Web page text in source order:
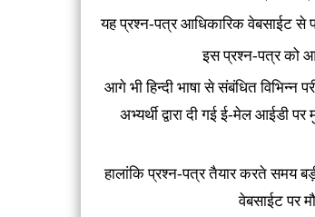
यह प्रश्‍न-पत्र आधिकारिक वेबसाईट से
इस प्रश्‍न-पत्र को
आगे भी हिन्‍दी भाषा से संबंधित विभिन्‍न
अभ्‍यर्थी द्वारा दी गई ई-मेल आईडी
हालांकि प्रश्‍न-पत्र तैयार करते समय
वेबसाईट पर